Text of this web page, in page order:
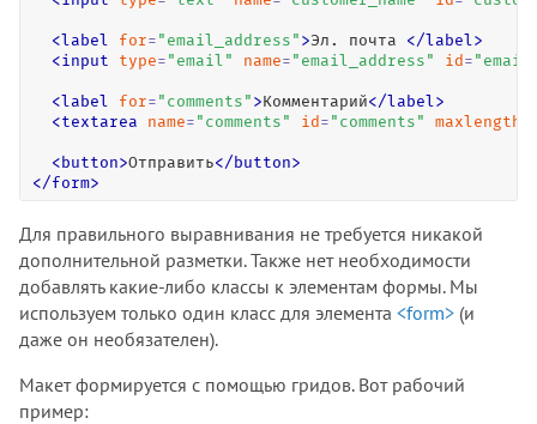
<label for= " email_address " >Эл. почта </label >
<input type= " email " name= " email_address " id= "
<label for= " comments " >Комментарий</label >
<textarea name= " comments " id= " comments " maxlength
<button>Отправить</button>
</form>
Для правильного выравнивания не требуется никакой
дополнительной разметки. Также нет необходимости
добавлять какие-либо классы к элементам формы. Мы
используем только один класс для элемента <form> (и
даже он необязателен).
Макет формируется с помощью гридов. Вот рабочий
пример: